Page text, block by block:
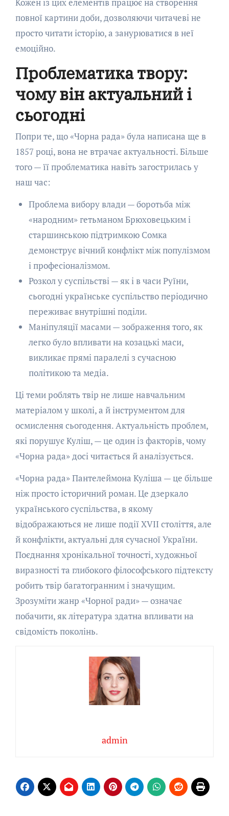
повної картини доби, дозволяючи читачеві не
просто читати історію, а занурюватися в неї
емоційно.
Проблематика твору:
чому він актуальний і
сьогодні
Попри те, що «Чорна рада» була написана ще в
1857 році, вона не втрачає актуальності. Більше
того — її проблематика навіть загострилась у
наш час:
Проблема вибору влади — боротьба між
«народним» гетьманом Брюховецьким і
старшинською підтримкою Сомка
демонструє вічний конфлікт між популізмом
і професіоналізмом.
Розкол у суспільстві — як і в часи Руїни,
сьогодні українське суспільство періодично
переживає внутрішні поділи.
Маніпуляції масами — зображення того, як
легко було впливати на козацькі маси,
викликає прямі паралелі з сучасною
політикою та медіа.
Ці теми роблять твір не лише навчальним
матеріалом у школі, а й інструментом для
осмислення сьогодення. Актуальність проблем,
які порушує Куліш, — це один із факторів, чому
«Чорна рада» досі читається й аналізується.
«Чорна рада» Пантелеймона Куліша — це більше
ніж просто історичний роман. Це дзеркало
українського суспільства, в якому
відображаються не лише події XVII століття, але
й конфлікти, актуальні для сучасної України.
Поєднання хронікальної точності, художньої
виразності та глибокого філософського підтексту
робить твір багатогранним і значущим.
Зрозуміти жанр «Чорної ради» — означає
побачити, як література здатна впливати на
свідомість поколінь.
admin